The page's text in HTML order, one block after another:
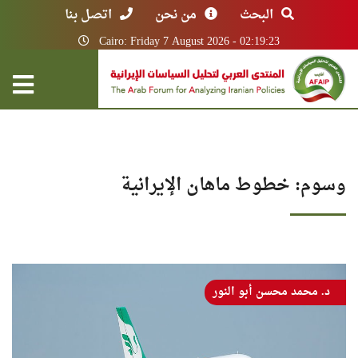
البحث من نحن اتصل بنا
Cairo: Friday 7 August 2026 - 02:19:23
وسوم: خطوط ماهان الإيرانية
د. محمد محسن أبو النور